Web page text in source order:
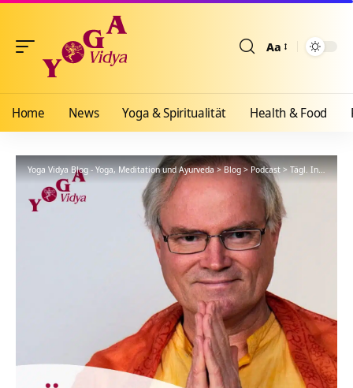
Aa
Home News Yoga & Spiritualität Health & Food
Yoga Vidya Blog - Yoga, Meditation und Ayurveda>Blog>Podcast>Tägl. Inspiration